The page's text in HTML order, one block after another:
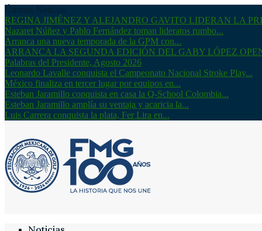
REGINA JIMÉNEZ Y ALEJANDRO GAVITO LIDERAN LA
Nazaret Núñez y Pablo Fernández toman lideratos rumbo...
Arranca una nueva temporada de la GPM con...
ARRANCA LA SEGUNDA EDICIÓN DEL GABY LÓPEZ
Palabras del Presidente, Agosto 2026
Leonardo Lavalle conquista el Campeonato Nacional Stroke Play...
México finaliza en tercer lugar por equipos en...
Esteban Jaramillo conquista en casa la Q-School Colombia...
Esteban Jaramillo amplía su ventaja y acaricia la...
Luis Carrera conquista la plata, Fer Lira en...